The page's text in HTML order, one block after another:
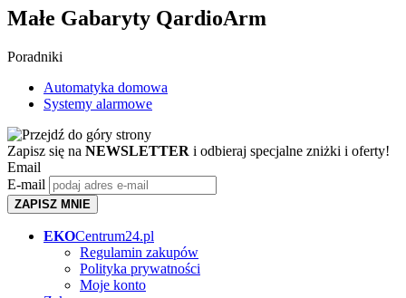
Małe Gabaryty QardioArm
Poradniki
Automatyka domowa
Systemy alarmowe
Zapisz się na NEWSLETTER i odbieraj specjalne zniżki i oferty!
Email
E-mail
ZAPISZ MNIE
EKOCentrum24.pl
Regulamin zakupów
Polityka prywatności
Moje konto